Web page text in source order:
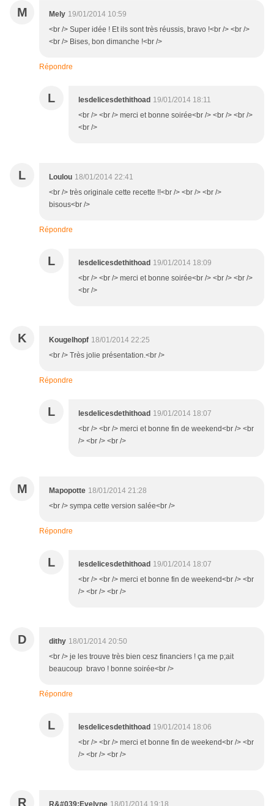
M Mely 19/01/2014 10:59
<br /> Super idée ! Et ils sont très réussis, bravo !<br /> <br />
<br /> Bises, bon dimanche !<br />
Répondre
L lesdelicesdethithoad 19/01/2014 18:11
<br /> <br /> merci et bonne soirée<br /> <br /> <br />
<br />
L Loulou 18/01/2014 22:41
<br /> très originale cette recette !!<br /> <br /> <br />
bisous<br />
Répondre
L lesdelicesdethithoad 19/01/2014 18:09
<br /> <br /> merci et bonne soirée<br /> <br /> <br />
<br />
K Kougelhopf 18/01/2014 22:25
<br /> Très jolie présentation.<br />
Répondre
L lesdelicesdethithoad 19/01/2014 18:07
<br /> <br /> merci et bonne fin de weekend<br /> <br
/> <br /> <br />
M Mapopotte 18/01/2014 21:28
<br /> sympa cette version salée<br />
Répondre
L lesdelicesdethithoad 19/01/2014 18:07
<br /> <br /> merci et bonne fin de weekend<br /> <br
/> <br /> <br />
D dithy 18/01/2014 20:50
<br /> je les trouve très bien cesz financiers ! ça me p;ait
beaucoup bravo ! bonne soirée<br />
Répondre
L lesdelicesdethithoad 19/01/2014 18:06
<br /> <br /> merci et bonne fin de weekend<br /> <br
/> <br /> <br />
R R&#039;Evelyne 18/01/2014 19:18